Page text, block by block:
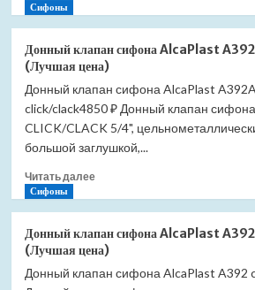
клапан
сифона
AlcaPlast
A392B
click/clack
(Лучшая
цена)
Сифоны
Донный клапан сифона AlcaPlast
(Лучшая цена)
Донный клапан сифона AlcaPlast
click/clack4850 ₽ Донный клапан
CLICK/CLACK 5/4",
большой заглушкой,...
Читать далееПрочитать
клапан
сифона
AlcaPlast
Сифоны
Донный клапан сифона AlcaPlast
(Лучшая цена)
Донный клапан сифона AlcaPlast A392